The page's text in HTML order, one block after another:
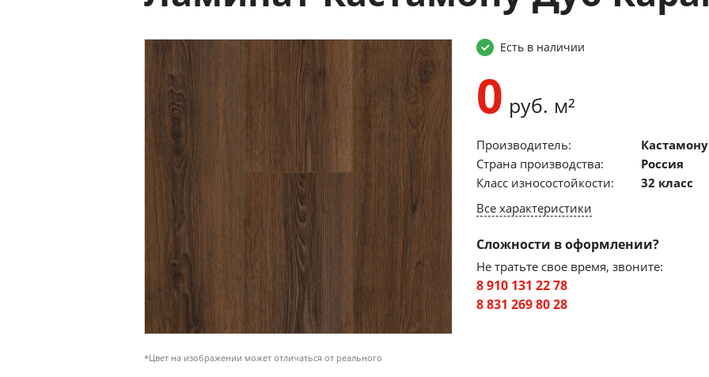
*Цвет на изображении может отличаться от реального
Есть в наличии
0 руб. м²
Производитель:
Кастамону
Страна производства:
Россия
Класс износостойкости:
32 класс
Все характеристики
Сложности в оформлении?
Не тратьте свое время, звоните:
8 910 131 22 78
8 831 269 80 28